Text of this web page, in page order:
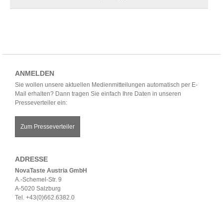
ANMELDEN
Sie wollen unsere aktuellen Medienmitteilungen automatisch per E-
Mail erhalten? Dann tragen Sie einfach Ihre Daten in unseren
Presseverteiler ein:
Zum Presseverteiler
ADRESSE
NovaTaste Austria GmbH
A.-Schemel-Str. 9
A-5020 Salzburg
Tel. +43(0)662.6382.0